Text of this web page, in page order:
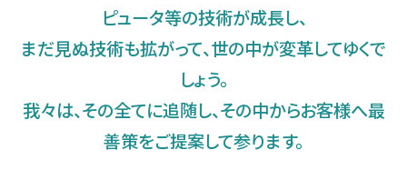
ピュータ等の技術が成長し、
まだ見ぬ技術も拡がって、世の中が変革してゆくで
しょう。
我々は、その全てに追随し、その中からお客様へ最
善策をご提案して参ります。